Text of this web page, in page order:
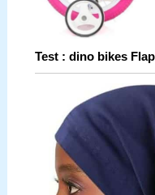
Test : dino bikes